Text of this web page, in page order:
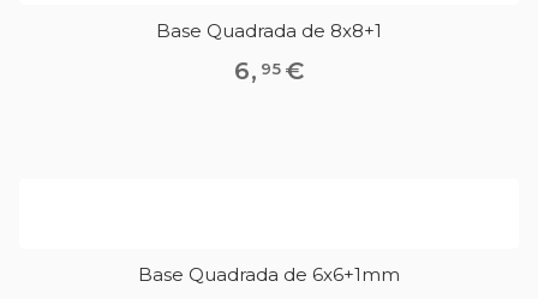
Base Quadrada de 8x8+1
6, 95 €
Base Quadrada de 6x6+1mm